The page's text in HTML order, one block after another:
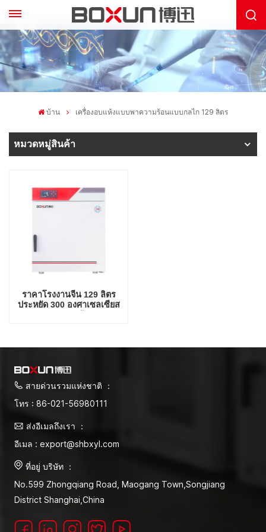
บ้าน เครื่องอบแห้งแบบพาความร้อนแบบกลไก 129 ลิตร
หมวดหมู่สินค้า
ราคาโรงงานจีน 129 ลิตร
ประหยัด 300 องศาเซลเซียส
สายด่วนรวมแห่งชาติ ：
โทร : 86-021-56980111
ส่งอีเมลถึงเรา ：
อีเมล : export@shbxyl.com
ที่อยู่ บริษัท ：
No.599 Zhongqiang Road, Maogang Town,Songjiang
District Shanghai,China